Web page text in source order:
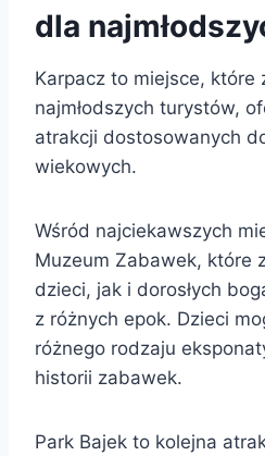
dla
Karpacz to miejsce, które
najmłodszych turystów,
atrakcji dostosowanych
wiekowych.
Wśród najciekawszych
Muzeum Zabawek, które
dzieci, jak i dorosłych
z różnych epok. Dzieci
różnego rodzaju
historii zabawek.
Park Bajek to kolejna